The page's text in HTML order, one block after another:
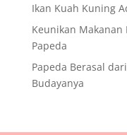
Ikan Kuah Kuning
Keunikan Makanan
Papeda
Papeda Berasal
Budayanya